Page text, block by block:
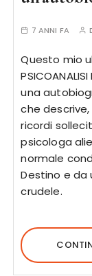
7 ANNI FA
Questo mio
PSICOANALISI
una
che
ricordi
psicologa
normale
Destino e da
crudele.